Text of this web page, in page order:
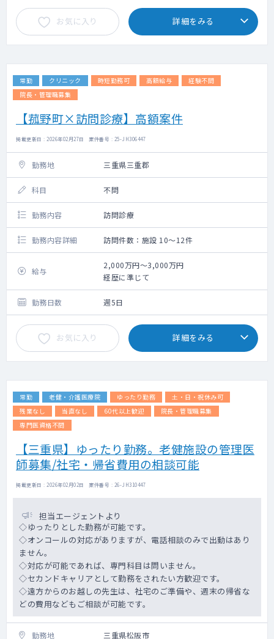
お気に入り 詳細をみる
常勤 クリニック 時短勤務可 高額給与
経験不問
院長・管理職募集
【菰野町×訪問診療】高額案件
掲載更新日 : 2026年02月27日 案件番号 : 25-JH306447
勤務地 三重県三重郡
科目 不問
勤務内容 訪問診療
勤務内容詳細 訪問件数：施設 10～12件
給与
2,000万円～3,000万円
経歴に準じて
勤務日数 週5日
お気に入り 詳細をみる
常勤 老健・介護医療院 ゆったり勤務
土・日・祝休み可
残業なし
当直なし 60代以上歓迎
院長・管理職募集
専門医資格不問
【三重県】ゆったり勤務。老健施設の管理医
師募集/社宅・帰省費用の相談可能
掲載更新日 : 2026年02月02日 案件番号 : 26-JH310447
担当エージェントより
◇ゆったりとした勤務が可能です。
◇オンコールの対応がありますが、電話相談のみで出動はあり
ません。
◇対応が可能であれば、専門科目は問いません。
◇セカンドキャリアとして勤務をされたい方歓迎です。
◇遠方からのお越しの先生は、社宅のご準備や、週末の帰省な
どの費用などもご相談が可能です。
勤務地 三重県松阪市